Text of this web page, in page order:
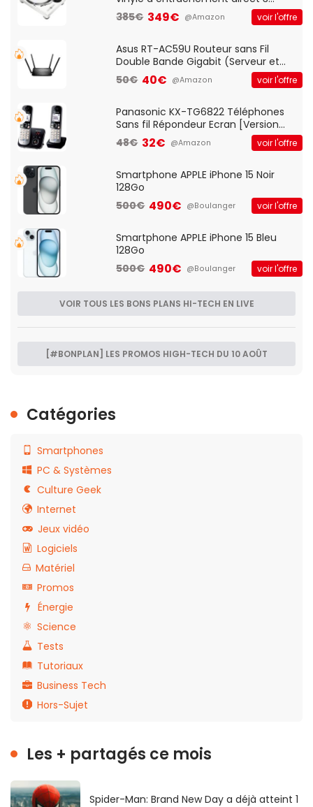
vitesses (33-45-78 trs/min) avec
pre-ampli intégré et port USB
385€ 349€ @Amazon voir l'offre
Asus RT-AC59U Routeur sans Fil
Double Bande Gigabit (Serveur et
Client VPN, Triple Vlan, Mode Point
d'accès et Bridge, contrôle Parental,
50€ 40€ @Amazon voir l'offre
Panasonic KX-TG6822 Téléphones
Sans fil Répondeur Ecran [Version
Française]
48€ 32€ @Amazon voir l'offre
Smartphone APPLE iPhone 15 Noir
128Go
500€ 490€ @Boulanger voir l'offre
Smartphone APPLE iPhone 15 Bleu
128Go
500€ 490€ @Boulanger voir l'offre
VOIR TOUS LES BONS PLANS HI-TECH EN LIVE
[#BONPLAN] LES PROMOS HIGH-TECH DU 10 AOÛT
Catégories
Smartphones
PC & Systèmes
Culture Geek
Internet
Jeux vidéo
Logiciels
Matériel
Promos
Énergie
Science
Tests
Tutoriaux
Business Tech
Hors-Sujet
Les + partagés ce mois
Spider-Man: Brand New Day a déjà atteint 1